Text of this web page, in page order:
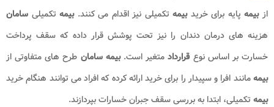
ازبیمه پایه برای خریدبیمه تکمیلی نیز اقدام می کنند. بیمه تکمیلی سامان
هزینه های درمان دندان را نیز تحت پوشش قرار داده که سقف پرداخت
خسارت بر اساس نوعقرارداد متغیر است.بیمه سامان طرح های متفاوتی از
بیمهمانند افرا و سپیدار را برای خرید ارائه کرده که افراد می توانند هنگام خرید
بیمه تکمیلی، ابتدا به بررسی سقف جبران خسارات بپردازند.